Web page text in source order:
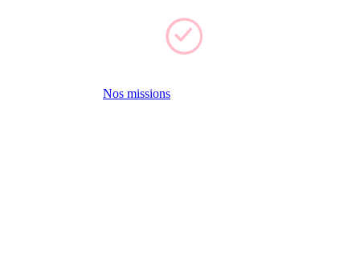
Nos missions